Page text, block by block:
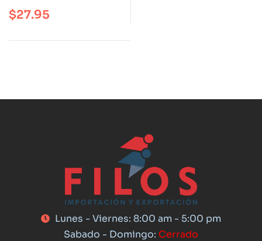
$27.95
Lunes - Viernes: 8:00 am - 5:00 pm
Sabado - Domingo: Cerrado